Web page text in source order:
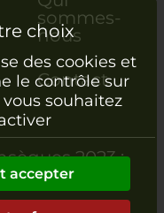
sommes-
nous
Contact
2023 :
des cookies et
le contrôle sur
souhaitez
accepter